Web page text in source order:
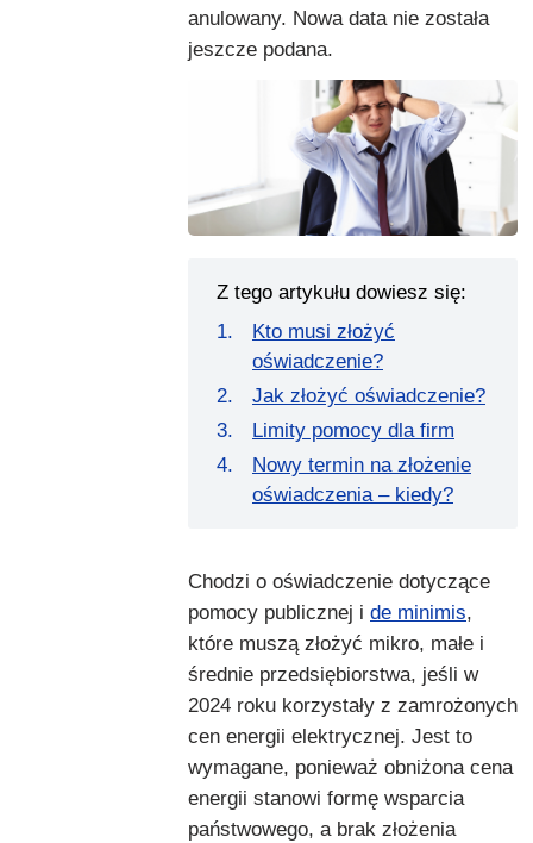
anulowany. Nowa data nie została
jeszcze podana.
Z tego artykułu dowiesz się:
Kto musi złożyć
oświadczenie?
Jak złożyć oświadczenie?
Limity pomocy dla firm
Nowy termin na złożenie
oświadczenia – kiedy?
Chodzi o oświadczenie dotyczące
pomocy publicznej i de minimis,
które muszą złożyć mikro, małe i
średnie przedsiębiorstwa, jeśli w
2024 roku korzystały z zamrożonych
cen energii elektrycznej. Jest to
wymagane, ponieważ obniżona cena
energii stanowi formę wsparcia
państwowego, a brak złożenia